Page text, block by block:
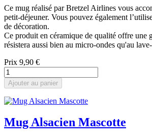
Ce mug réalisé par Bretzel Airlines vous
petit-déjeuner. Vous pouvez également
de décoration.
Ce produit en céramique de qualité offre une
résistera aussi bien au micro-ondes qu'au
Prix 9,90 €
Ajouter au panier
Mug Alsacien Mascotte